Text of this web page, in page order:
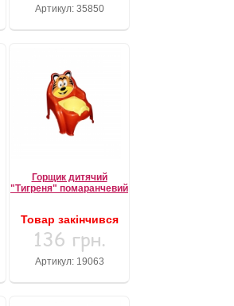
Артикул: 35850
Горщик дитячий
"Тигреня" помаранчевий
Товар закінчився
136 грн.
Артикул: 19063